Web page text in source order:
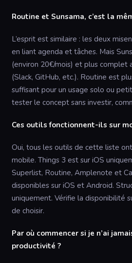
Routine et Sunsama, c’est la
L’esprit est similaire : les deux
en liant agenda et tâches. Mais
(environ 20€/mois) et plus complet
(Slack, GitHub, etc.). Routine est
suffisant pour un usage solo ou
tester le concept sans investir,
Ces outils fonctionnent-ils sur
Oui, tous les outils de cette liste
mobile. Things 3 est sur iOS
Superlist, Routine, Amplenote et
disponibles sur iOS et Android.
uniquement. Vérifie la disponibilité
de choisir.
Par où commencer si je n’ai
productivité ?